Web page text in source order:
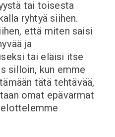
tai toisesta
ryhtyä siihen.
että miten saisi
ja
tai eläisi itse
silloin, kun emme
tätä tehtävää,
omat epävarmat